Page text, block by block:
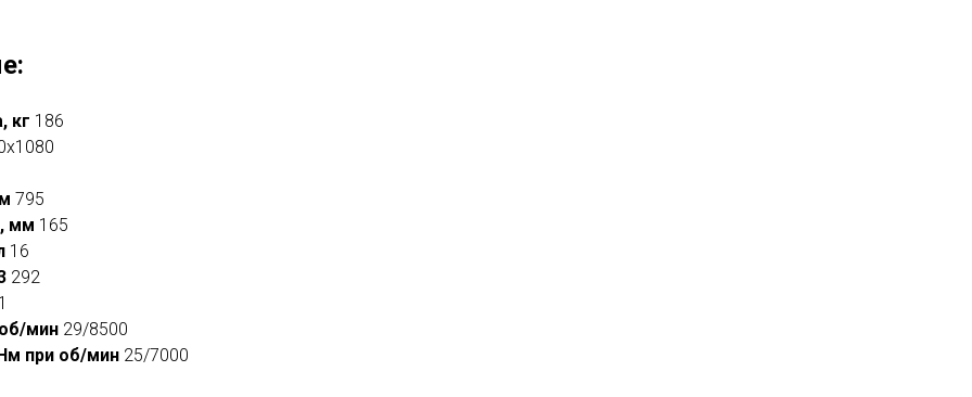
кг 186
795
мм 165
16
292
мин 29/8500
при об/мин 25/7000